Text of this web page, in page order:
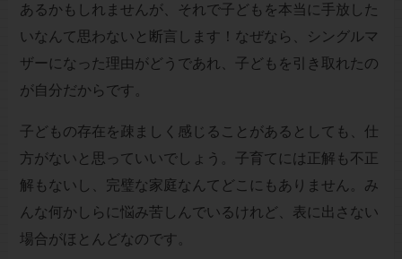
あるかもしれませんが、それで子どもを本当に手放した
いなんて思わないと断言します！なぜなら、シングルマ
ザーになった理由がどうであれ、子どもを引き取れたの
が自分だからです。
子どもの存在を疎ましく感じることがあるとしても、仕
方がないと思っていいでしょう。子育てには正解も不正
解もないし、完璧な家庭なんてどこにもありません。み
んな何かしらに悩み苦しんでいるけれど、表に出さない
場合がほとんどなのです。